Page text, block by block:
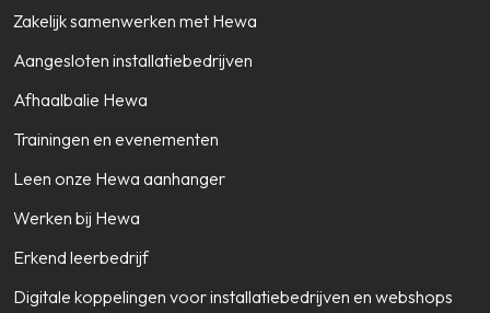
Zakelijk samenwerken met Hewa
Aangesloten installatiebedrijven
Afhaalbalie Hewa
Trainingen en evenementen
Leen onze Hewa aanhanger
Werken bij Hewa
Erkend leerbedrijf
Digitale koppelingen voor installatiebedrijven en webshops